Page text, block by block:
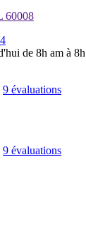
60008
de 8h am à
9 évaluations
9 évaluations